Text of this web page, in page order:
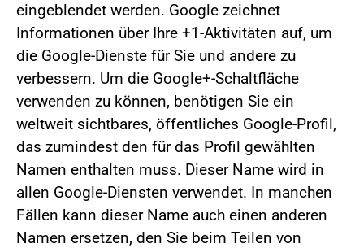
eingeblendet werden. Google zeichnet
Informationen über Ihre +1-Aktivitäten auf, um
die Google-Dienste für Sie und andere zu
verbessern. Um die Google+-Schaltfläche
verwenden zu können, benötigen Sie ein
weltweit sichtbares, öffentliches Google-Profil,
das zumindest den für das Profil gewählten
Namen enthalten muss. Dieser Name wird in
allen Google-Diensten verwendet. In manchen
Fällen kann dieser Name auch einen anderen
Namen ersetzen, den Sie beim Teilen von